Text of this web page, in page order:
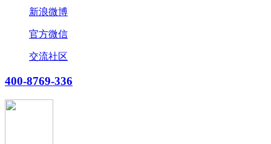
新浪微博
官方微信
交流社区
400-8769-336